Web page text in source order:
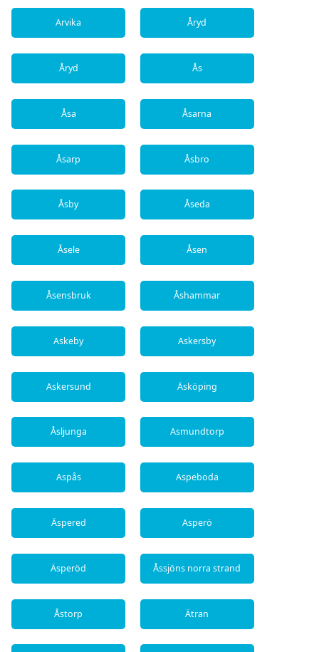
Arvika Åryd
Åryd Ås
Åsa Åsarna
Åsarp Åsbro
Åsby Åseda
Åsele Åsen
Åsensbruk Åshammar
Askeby Askersby
Askersund Äsköping
Åsljunga Asmundtorp
Aspås Aspeboda
Äspered Asperö
Äsperöd Åssjöns norra strand
Åstorp Ätran